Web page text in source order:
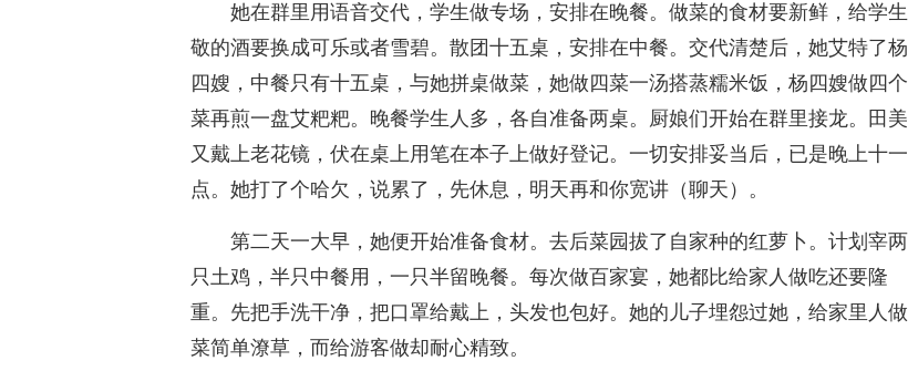
她在群里用语音交代，学生做专场，安排在晚餐。做菜的食材要新鲜，给学生
敬的酒要换成可乐或者雪碧。散团十五桌，安排在中餐。交代清楚后，她艾特了杨
四嫂，中餐只有十五桌，与她拼桌做菜，她做四菜一汤搭蒸糯米饭，杨四嫂做四个
菜再煎一盘艾粑粑。晚餐学生人多，各自准备两桌。厨娘们开始在群里接龙。田美
又戴上老花镜，伏在桌上用笔在本子上做好登记。一切安排妥当后，已是晚上十一
点。她打了个哈欠，说累了，先休息，明天再和你宽讲（聊天）。
第二天一大早，她便开始准备食材。去后菜园拔了自家种的红萝卜。计划宰两
只土鸡，半只中餐用，一只半留晚餐。每次做百家宴，她都比给家人做吃还要隆
重。先把手洗干净，把口罩给戴上，头发也包好。她的儿子埋怨过她，给家里人做
菜简单潦草，而给游客做却耐心精致。